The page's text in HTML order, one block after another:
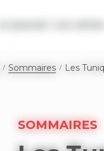
Sommaires Les
SOMMAIRES